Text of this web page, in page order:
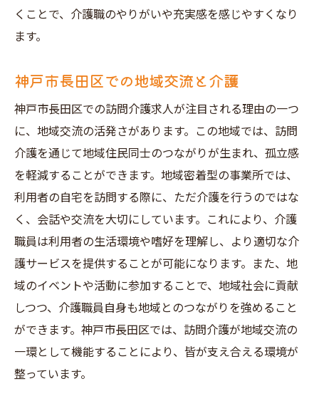
くことで、介護職のやりがいや充実感を感じやすくなり
ます。
神戸市長田区での地域交流と介護
神戸市長田区での訪問介護求人が注目される理由の一つ
に、地域交流の活発さがあります。この地域では、訪問
介護を通じて地域住民同士のつながりが生まれ、孤立感
を軽減することができます。地域密着型の事業所では、
利用者の自宅を訪問する際に、ただ介護を行うのではな
く、会話や交流を大切にしています。これにより、介護
職員は利用者の生活環境や嗜好を理解し、より適切な介
護サービスを提供することが可能になります。また、地
域のイベントや活動に参加することで、地域社会に貢献
しつつ、介護職員自身も地域とのつながりを強めること
ができます。神戸市長田区では、訪問介護が地域交流の
一環として機能することにより、皆が支え合える環境が
整っています。